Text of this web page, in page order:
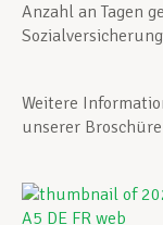
Anzahl an Tagen
Weitere
unserer